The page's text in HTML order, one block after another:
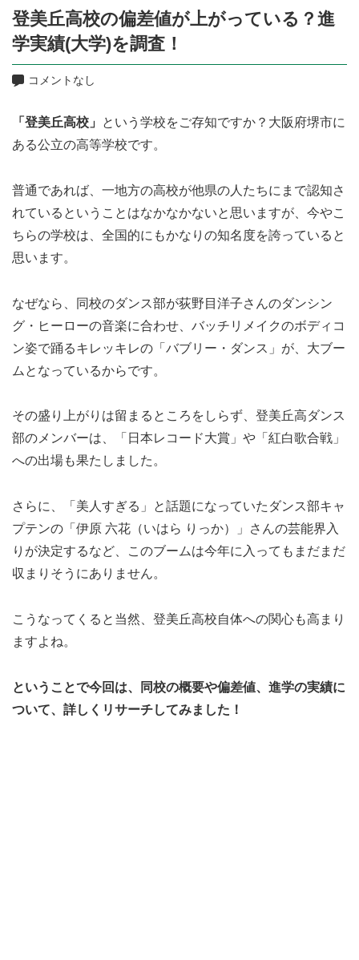
登美丘高校の偏差値が上がっている？進
学実績(大学)を調査！
コメントなし
「登美丘高校」
という学校をご存知ですか？大阪府堺市に
ある公立の高等学校です。
普通であれば、一地方の高校が他県の人たちにまで認知さ
れているということはなかなかないと思いますが、今やこ
ちらの学校は、全国的にもかなりの知名度を誇っていると
思います。
なぜなら、同校のダンス部が荻野目洋子さんのダンシン
グ・ヒーローの音楽に合わせ、バッチリメイクのボディコ
ン姿で踊るキレッキレの「バブリー・ダンス」が、大ブー
ムとなっているからです。
その盛り上がりは留まるところをしらず、登美丘高ダンス
部のメンバーは、「日本レコード大賞」や「紅白歌合戦」
への出場も果たしました。
さらに、「美人すぎる」と話題になっていたダンス部キャ
プテンの「伊原 六花（いはら りっか）」さんの芸能界入
りが決定するなど、このブームは今年に入ってもまだまだ
収まりそうにありません。
こうなってくると当然、登美丘高校自体への関心も高まり
ますよね。
ということで今回は、同校の概要や偏差値、進学の実績に
ついて、詳しくリサーチしてみました！